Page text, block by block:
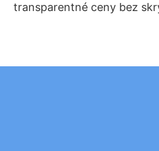
transparentné ceny bez